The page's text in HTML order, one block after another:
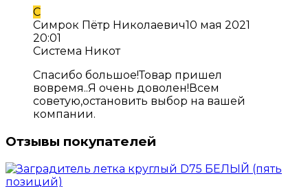
С
Симрок Пётр Николаевич10 мая 2021
20:01
Система Никот
Спасибо большое!Товар пришел
вовремя..Я очень доволен!Всем
советую,остановить выбор на вашей
компании.
Отзывы покупателей